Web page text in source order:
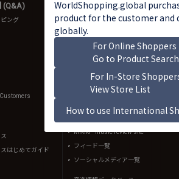
(Q&A)
ング
はじめてガイド
音楽情報
ニュース
NO MUSIC, NO LIFE.
TOWER RECORDS ARTISTS
bounce
intoxicate
TOWER PLUS+
Mikiki - music review site
フィード一覧
ソーシャルメディア一覧